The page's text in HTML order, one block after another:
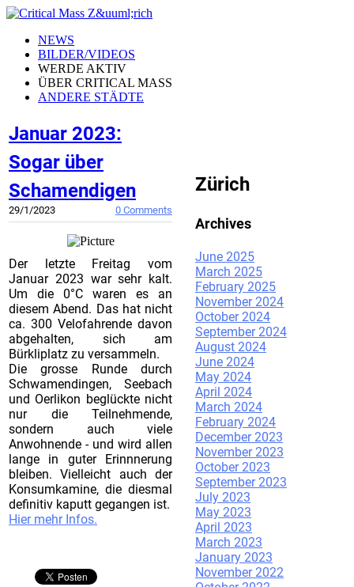
NEWS
BILDER/VIDEOS
WERDE AKTIV
ÜBER CRITICAL MASS
ANDERE STÄDTE
Januar 2023:
Sogar über
Schamendigen
29/1/2023 0 Comments
Der letzte Freitag vom
Januar 2023 war sehr kalt.
Um die 0°C waren es an
diesem Abend. Das hat nicht
ca. 300 Velofahrende davon
abgehalten, sich am
Bürkliplatz zu versammeln.
Die grosse Runde durch
Schwamendingen, Seebach
und Oerlikon beglückte nicht
nur die Teilnehmende,
sondern auch viele
Anwohnende - und wird allen
lange in guter Erinnnerung
bleiben. Vielleicht auch der
Konsumkamine, die diesmal
definitiv kaputt gegangen ist.
Hier mehr Infos.
Zürich
Archives
June 2025
March 2025
February 2025
November 2024
October 2024
September 2024
August 2024
June 2024
May 2024
April 2024
March 2024
February 2024
December 2023
November 2023
October 2023
September 2023
July 2023
May 2023
April 2023
March 2023
January 2023
November 2022